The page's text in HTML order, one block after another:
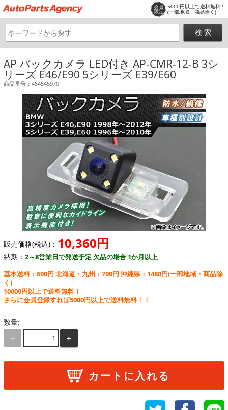
会員
限定
5000円以上で送料無料！
(一部地域・商品除く)
AP バックカメラ LED付き AP-CMR-12-B 3シ
リーズ E46/E90 5シリーズ E39/E60
商品番号：454545970
販売価格(税込)： 10,360円
納期： 2～8営業日で発送予定 欠品の場合 1か月以上
基本送料：690円 北海道・九州：790円 沖縄県：1480円(一部地域・商品除
く)
10000円以上で送料無料！
さらに会員登録すれば5000円以上で送料無料！！
数量:
－
＋
カートに入れる